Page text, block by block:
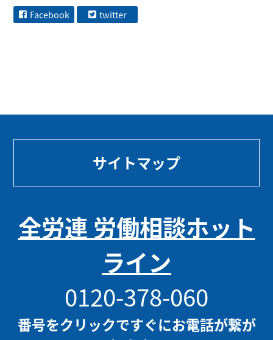
Facebook twitter
サイトマップ
全労連 労働相談ホット
ライン
0120-378-060
番号をクリックですぐにお電話が繋が